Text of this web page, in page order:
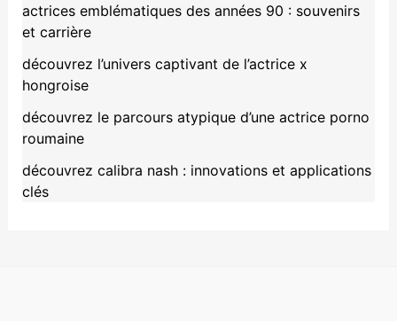
actrices emblématiques des années 90 : souvenirs
et carrière
découvrez l’univers captivant de l’actrice x
hongroise
découvrez le parcours atypique d’une actrice porno
roumaine
découvrez calibra nash : innovations et applications
clés